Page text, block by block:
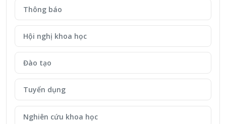
Thông báo
Hội nghị khoa học
Đào tạo
Tuyển dụng
Nghiên cứu khoa học